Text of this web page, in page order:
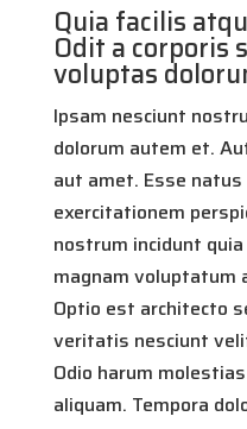
Quia facilis
Odit a corporis
voluptas
Ipsam nesciunt
dolorum autem et.
aut amet. Esse
exercitationem
nostrum incidunt
magnam voluptatum
Optio est architecto
veritatis nesciunt
Odio harum
aliquam. Tempora